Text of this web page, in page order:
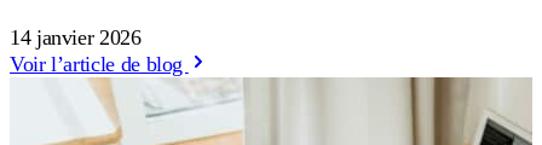
14 janvier 2026
Voir l’article de blog